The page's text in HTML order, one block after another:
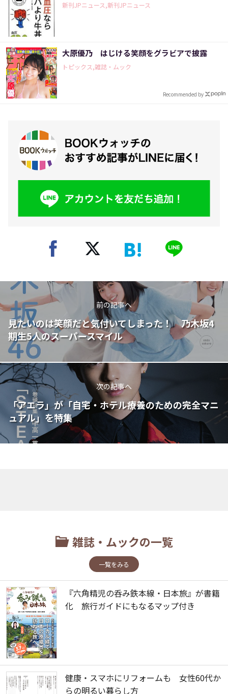
新刊JPニュース,新刊JPニュース
大原優乃 はじける笑顔をグラビアで披露
トピックス,雑誌・ムック
Recommended by
前の記事へ
見たいのは笑顔だと気付いてしまった！ 乃木坂4
期生5人のスーパースマイル
次の記事へ
「アエラ」が「自宅・ホテル療養のための完全マニ
ュアル」を特集
雑誌・ムックの一覧
一覧をみる
『六角精児の呑み鉄本線・日本旅』が書籍
化 旅行ガイドにもなるマップ付き
健康・スマホにリフォームも 女性60代か
らの明るい暮らし方